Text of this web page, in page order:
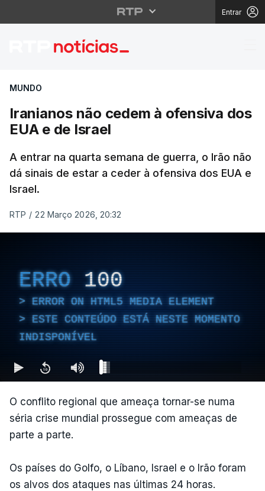
Entrar
Iranianos não cedem
MUNDO
Iranianos não cedem à ofensiva dos
EUA e de Israel
A entrar na quarta semana de guerra, o Irão não
dá sinais de estar a ceder à ofensiva dos EUA e
Israel.
RTP / 22 Março 2026, 20:32
ERRO 100
ERROR ON HTML5 MEDIA ELEMENT
ESTE CONTEÚDO ESTÁ NESTE MOMENTO
INDISPONÍVEL
O conflito regional que ameaça tornar-se numa
séria crise mundial prossegue com ameaças de
parte a parte.
Os países do Golfo, o Líbano, Israel e o Irão foram
os alvos dos ataques nas últimas 24 horas.